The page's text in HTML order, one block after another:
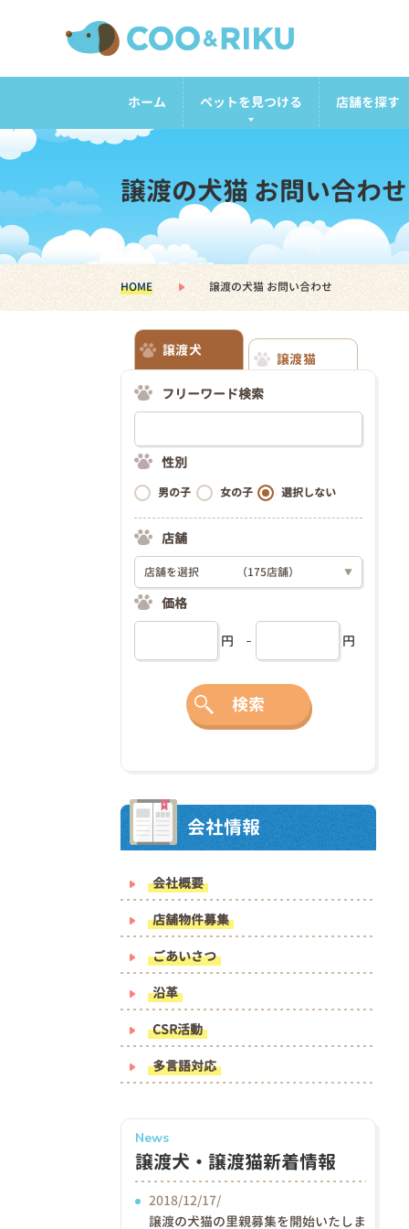
ホーム ペットを見つける 店舗を探す
譲渡の犬猫 お問い合わせ
HOME 譲渡の犬猫 お問い合わせ
譲渡犬
譲渡猫
フリーワード検索
性別
男の子 女の子 選択しない
店舗
店舗を選択 （175店舗） ▼
価格
円 円
検索
会社情報
会社概要
店舗物件募集
ごあいさつ
沿革
CSR活動
多言語対応
News
譲渡犬・譲渡猫新着情報
2018/12/17/
譲渡の犬猫の里親募集を開始いたしま